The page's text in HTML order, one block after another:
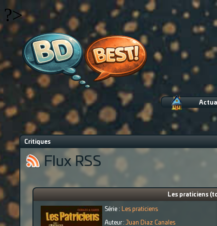
?>
Critiques
Flux RSS
Les praticiens
Série : Les praticiens
Auteur : Juan Diaz Canales